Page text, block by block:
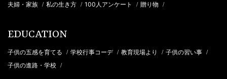
夫婦・家族 / 私の生き方 / 100人アンケート / 贈り物 /
EDUCATION
子供の五感を育てる / 学校行事コーデ / 教育現場より / 子供の習い事 /
子供の進路・学校 /